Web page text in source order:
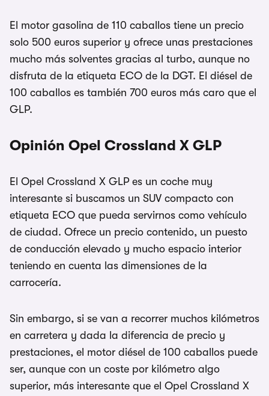
El motor gasolina de 110 caballos tiene un precio
solo 500 euros superior y ofrece unas prestaciones
mucho más solventes gracias al turbo, aunque no
disfruta de la etiqueta ECO de la DGT. El diésel de
100 caballos es también 700 euros más caro que el
GLP.
Opinión Opel Crossland X GLP
El Opel Crossland X GLP es un coche muy
interesante si buscamos un SUV compacto con
etiqueta ECO que pueda servirnos como vehículo
de ciudad. Ofrece un precio contenido, un puesto
de conducción elevado y mucho espacio interior
teniendo en cuenta las dimensiones de la
carrocería.
Sin embargo, si se van a recorrer muchos kilómetros
en carretera y dada la diferencia de precio y
prestaciones, el motor diésel de 100 caballos puede
ser, aunque con un coste por kilómetro algo
superior, más interesante que el Opel Crossland X